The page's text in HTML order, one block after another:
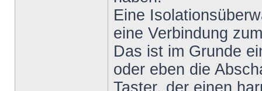
Eine
eine Verbindung
Das ist im Grunde
oder eben die
Taster, der einen